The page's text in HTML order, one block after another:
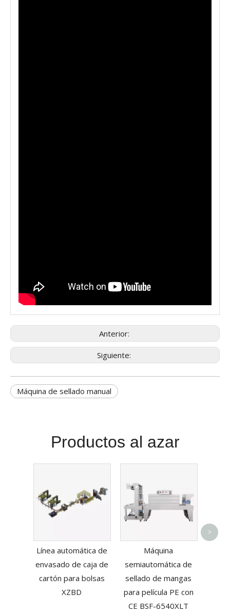
Anterior:
Siguiente:
Máquina de sellado manual
Productos al azar
Línea automática de
envasado de caja de
cartón para bolsas
XZBD
Máquina
semiautomática de
sellado de mangas
para película PE con
CE BSF-6540XLT
>